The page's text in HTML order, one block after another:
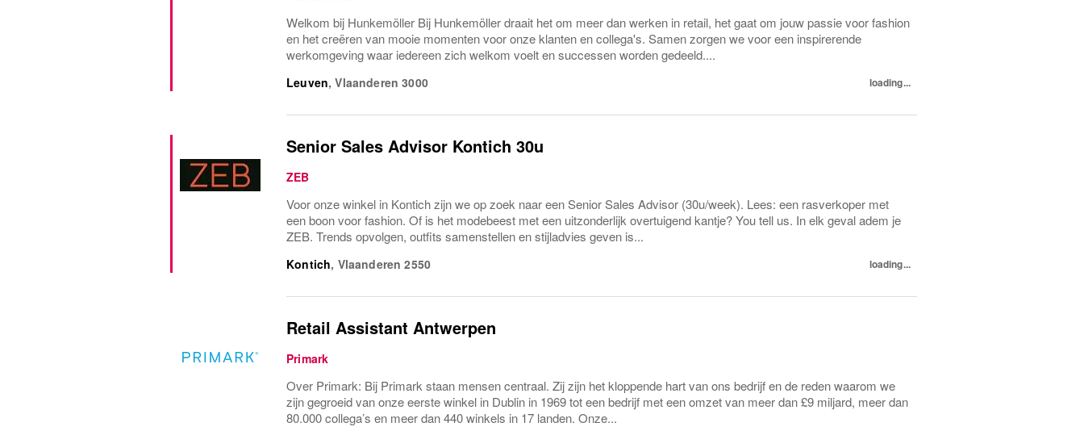
Welkom bij Hunkemöller Bij Hunkemöller draait het om meer dan werken in retail, het gaat om jouw passie voor fashion
en het creëren van mooie momenten voor onze klanten en collega's. Samen zorgen we voor een inspirerende
werkomgeving waar iedereen zich welkom voelt en successen worden gedeeld....
Leuven,Vlaanderen 3000 loading...
Senior Sales Advisor Kontich 30u
ZEB
Voor onze winkel in Kontich zijn we op zoek naar een Senior Sales Advisor (30u/week). Lees: een rasverkoper met
een boon voor fashion. Of is het modebeest met een uitzonderlijk overtuigend kantje? You tell us. In elk geval adem je
ZEB. Trends opvolgen, outfits samenstellen en stijladvies geven is...
Kontich, Vlaanderen 2550 loading...
Retail Assistant Antwerpen
Primark
Over Primark: Bij Primark staan mensen centraal. Zij zijn het kloppende hart van ons bedrijf en de reden waarom we
zijn gegroeid van onze eerste winkel in Dublin in 1969 tot een bedrijf met een omzet van meer dan £9 miljard, meer dan
80.000 collega’s en meer dan 440 winkels in 17 landen. Onze...